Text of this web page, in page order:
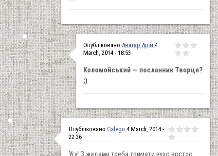
Опубліковано Аватар Арій 4
March, 2014 - 18:53
Коломойський — посланник Творця?
;)
Опубліковано Galego 4 March, 2014 -
22:36
Угу! З жидами треба тримати вухо востро...